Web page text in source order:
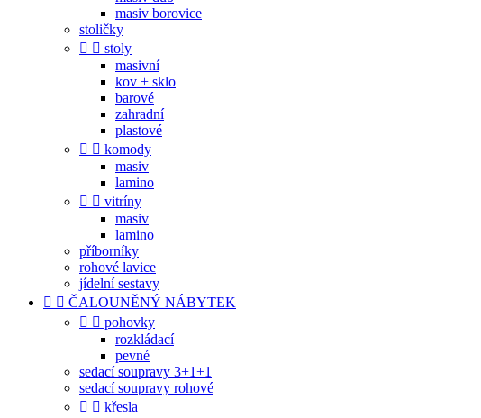
masiv borovice
stoličky
  stoly
masivní
kov + sklo
barové
zahradní
plastové
  komody
masiv
lamino
  vitríny
masiv
lamino
příborníky
rohové lavice
jídelní sestavy
  ČALOUNĚNÝ NÁBYTEK
  pohovky
rozkládací
pevné
sedací soupravy 3+1+1
sedací soupravy rohové
  křesla